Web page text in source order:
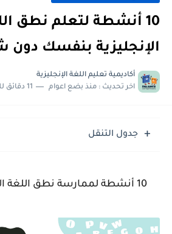
10 أنشطة لتعلم نطق
الإنجليزية بنفسك دون
أكاديمية تعليم اللغة الإنجليزية
اخر تحديث : منذ بضع اعوام 11 دقائق للقراءة
جدول التنقل
10 أنشطة لممارسة نطق اللغة الإنجليزية بنفسك